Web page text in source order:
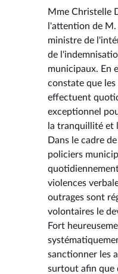
Mme Christelle
l'attention de
ministre de
de
municipaux. En
constate que
effectuent
exceptionnel
la tranquillité et
Dans le cadre
policiers
violences
outrages sont
volontaires le
Fort
sanctionner les
surtout afin que